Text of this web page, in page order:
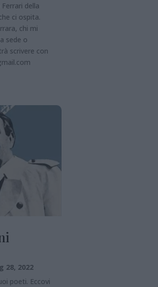
della
ci ospita.
chi mi
sede o
scrivere con
28, 2022
poeti. Eccovi